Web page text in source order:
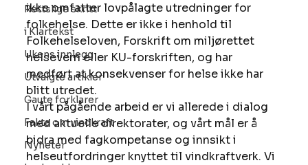
Rettslige skritt
i Klartekst
Ukens innlegg
Utvalgte artikler
Gaute forklarer
Fakta om vindkraft
Nyheter
ikke omfatter lovpålagte utredninger for
folkehelse. Dette er ikke i henhold til
Folkehelseloven, Forskrift om miljørettet
helsevern eller KU-forskriften, og har
medført at konsekvenser for helse ikke har
blitt utredet.
I vårt pågående arbeid er vi allerede i dialog
med aktuelle direktorater, og vårt mål er å
bidra med fagkompetanse og innsikt i
helseutfordringer knyttet til vindkraftverk. Vi